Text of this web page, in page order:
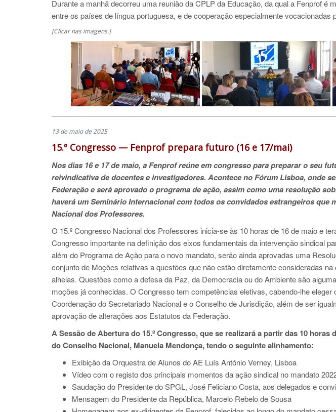
Durante a manhã decorreu uma reunião da CPLP da Educação, da qual a Fenprof é
entre os países de língua portuguesa, e de cooperação especialmente vocacionadas
[Clicar nas imagens.]
13 de maio de 2025
15.º Congresso — Fenprof prepara futuro (16 e 17/mai)
Nos dias 16 e 17 de maio, a Fenprof reúne em congresso para preparar o seu
reivindicativa de docentes e investigadores. Acontece no Fórum Lisboa, onde
Federação e será aprovado o programa de ação, assim como uma resolução
haverá um Seminário Internacional com todos os convidados estrangeiros que
Nacional dos Professores.
O 15.º Congresso Nacional dos Professores inicia-se às 10 horas de 16 de maio e
Congresso importante na definição dos eixos fundamentais da intervenção sindical
além do Programa de Ação para o novo mandato, serão ainda aprovadas uma
conjunto de Moções relativas a questões que não estão diretamente consideradas
alheias. Questões como a defesa da Paz, da Democracia ou do Ambiente são
moções já conhecidas. O Congresso tem competências eletivas, cabendo-lhe eleger
Coordenação do Secretariado Nacional e o Conselho de Jurisdição, além de ser
aprovação de alterações aos Estatutos da Federação.
A Sessão de Abertura do 15.º Congresso, que se realizará a partir das 10 horas
do Conselho Nacional, Manuela Mendonça, tendo o seguinte alinhamento:
Exibição da Orquestra de Alunos do AE Luís António Verney, Lisboa
Vídeo com o registo dos principais momentos da ação sindical no mandato
Saudação do Presidente do SPGL, José Feliciano Costa, aos delegados e
Mensagem do Presidente da República, Marcelo Rebelo de Sousa